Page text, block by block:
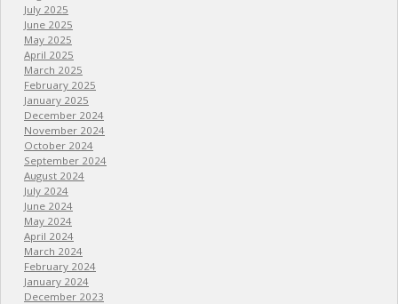
July 2025
June 2025
May 2025
April 2025
March 2025
February 2025
January 2025
December 2024
November 2024
October 2024
September 2024
August 2024
July 2024
June 2024
May 2024
April 2024
March 2024
February 2024
January 2024
December 2023